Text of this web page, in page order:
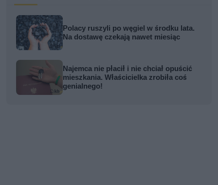
Polacy ruszyli po węgiel w środku lata.
Na dostawę czekają nawet miesiąc
Najemca nie płacił i nie chciał opuścić
mieszkania. Właścicielka zrobiła coś
genialnego!